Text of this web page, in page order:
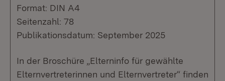
Format: DIN A4
Seitenzahl: 78
Publikationsdatum: September 2025
In der Broschüre „Elterninfo für gewählte
Elternvertreterinnen und Elternvertreter“ finden